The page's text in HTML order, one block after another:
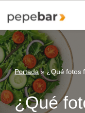
Saltar
al
contenido
Portada»¿Qué fotos
¿Qué